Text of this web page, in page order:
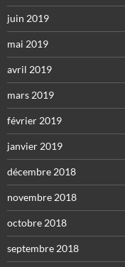
juin 2019
mai 2019
avril 2019
mars 2019
février 2019
janvier 2019
décembre 2018
novembre 2018
octobre 2018
septembre 2018